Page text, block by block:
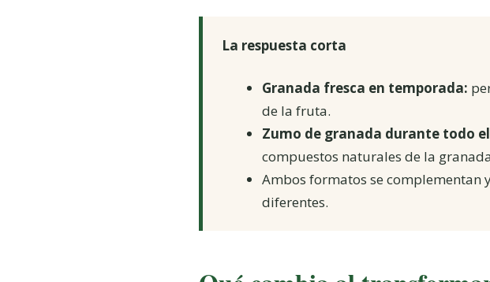
La respuesta corta
Granada fresca en temporada:
de la fruta.
Zumo de granada durante todo
compuestos naturales de la
Ambos formatos se complementan
diferentes.